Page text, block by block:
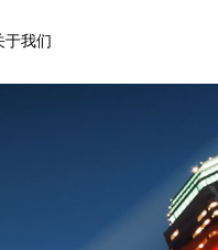
于我们